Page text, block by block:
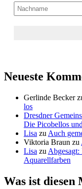
Neueste
Gerlinde Becker
los
Dresdner
Die Picobellos
Lisa zu Auch
Viktoria Braun zu
Lisa zu
Aquarellfarben
Was ist diesen